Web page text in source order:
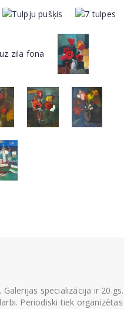
specializācija ir
Periodiski tiek